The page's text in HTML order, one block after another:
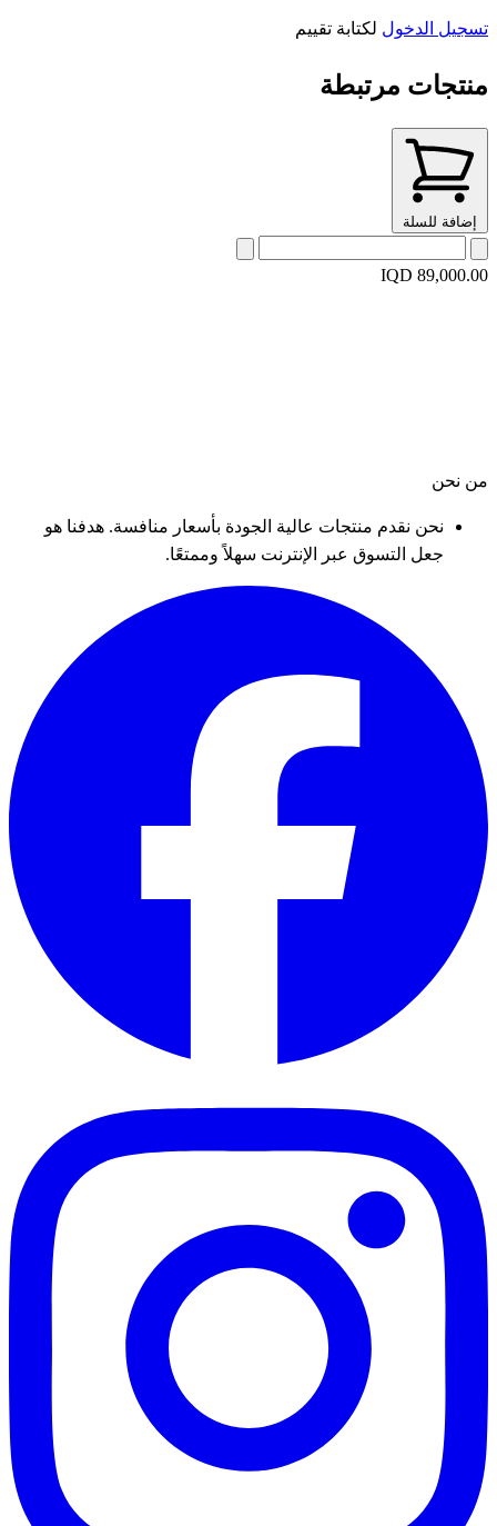
تسجيل الدخول لكتابة تقييم
منتجات مرتبطة
إضافة للسلة
IQD 89,000.00
من نحن
نحن نقدم منتجات عالية الجودة بأسعار منافسة. هدفنا هو
جعل التسوق عبر الإنترنت سهلاً وممتعًا.